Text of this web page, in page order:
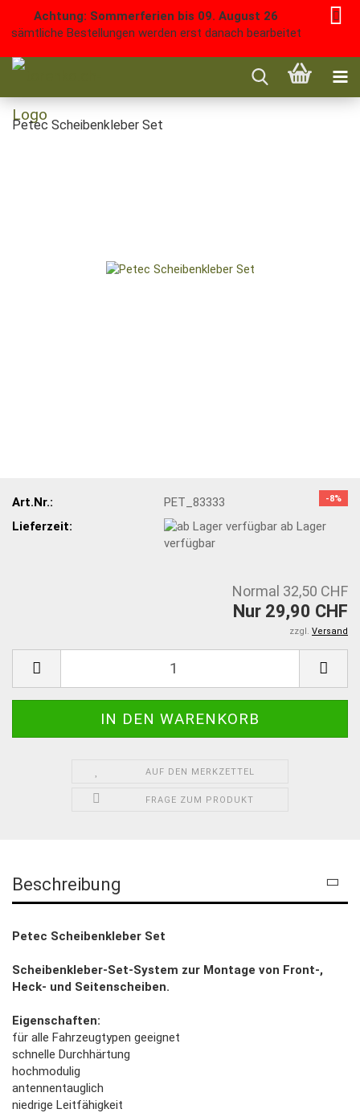
Achtung: Sommerferien bis 09. August 26
sämtliche Bestellungen werden erst danach bearbeitet
Petec Scheibenkleber Set
-8%
Art.Nr.:
PET_83333
Lieferzeit:
ab Lager
verfügbar
Normal 32,50 CHF
Nur 29,90 CHF
zzgl. Versand
AUF DEN MERKZETTEL
FRAGE ZUM PRODUKT
Beschreibung
Petec Scheibenkleber Set
Scheibenkleber-Set-System zur Montage von Front-,
Heck- und Seitenscheiben.
Eigenschaften:
für alle Fahrzeugtypen geeignet
schnelle Durchhärtung
hochmodulig
antennentauglich
niedrige Leitfähigkeit